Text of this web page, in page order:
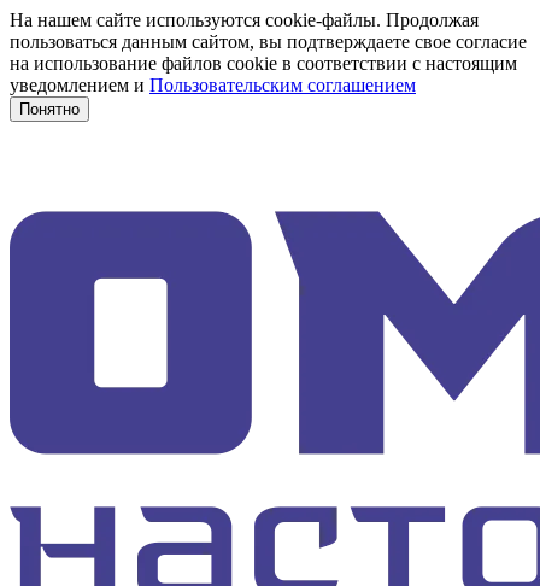
На нашем сайте используются cookie-файлы. Продолжая
пользоваться данным сайтом, вы подтверждаете свое согласие
на использование файлов cookie в соответствии с настоящим
уведомлением и Пользовательским соглашением
Понятно